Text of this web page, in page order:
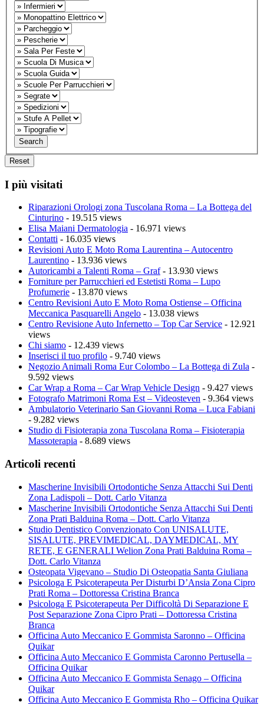
I più visitati
Riparazioni Orologi zona Tuscolana Roma – La Bottega del
Cinturino - 19.515 views
Elisa Maiani Dermatologia - 16.971 views
Contatti - 16.035 views
Revisioni Auto E Moto Roma Laurentina – Autocentro
Laurentino - 13.936 views
Autoricambi a Talenti Roma – Graf- 13.930 views
Forniture per Parrucchieri ed Estetisti Roma – Lupo
Profumerie - 13.870 views
Centro Revisioni Auto E Moto Roma Ostiense – Officina
Meccanica Pasquarelli Angelo - 13.038 views
Centro Revisione Auto Infernetto – Top Car Service - 12.921
views
Chi siamo - 12.439 views
Inserisci il tuo profilo - 9.740 views
Negozio Animali Roma Eur Colombo – La Bottega di Zula -
9.592 views
Car Wrap a Roma – Car Wrap Vehicle Design - 9.427 views
Fotografo Matrimoni Roma Est – Videosteven - 9.364 views
Ambulatorio Veterinario San Giovanni Roma – Luca Fabiani
- 9.282 views
Studio di Fisioterapia zona Tuscolana Roma – Fisioterapia
Massoterapia - 8.689 views
Articoli recenti
Mascherine Invisibili Ortodontiche Senza Attacchi Sui Denti
Zona Ladispoli – Dott. Carlo Vitanza
Mascherine Invisibili Ortodontiche Senza Attacchi Sui Denti
Zona Prati Balduina Roma – Dott. Carlo Vitanza
Studio Dentistico Convenzionato Con UNISALUTE,
SISALUTE, PREVIMEDICAL, DAYMEDICAL, MY
RETE, E GENERALI Welion Zona Prati Balduina Roma –
Dott. Carlo Vitanza
Osteopata Vigevano – Studio Di Osteopatia Santa Giuliana
Psicologa E Psicoterapeuta Per Disturbi D’Ansia Zona Cipro
Prati Roma – Dottoressa Cristina Branca
Psicologa E Psicoterapeuta Per Difficoltà Di Separazione E
Post Separazione Zona Cipro Prati – Dottoressa Cristina
Branca
Officina Auto Meccanico E Gommista Saronno – Officina
Quikar
Officina Auto Meccanico E Gommista Caronno Pertusella –
Officina Quikar
Officina Auto Meccanico E Gommista Senago – Officina
Quikar
Officina Auto Meccanico E Gommista Rho – Officina Quikar